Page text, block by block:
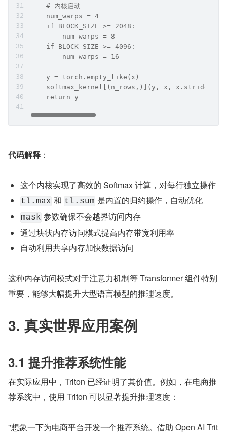
    # 内核启动
    num_warps = 4
    if BLOCK_SIZE >= 2048:
        num_warps = 8
    if BLOCK_SIZE >= 4096:
        num_warps = 16
    y = torch.empty_like(x)
softmax_kernel[(n_rows,)](y, x,
    return y
代码解释 ：
这个内核实现了高效的 Softmax 计算，对每行独立操作
tl.max 和 tl.sum 是内置的归约操作，自动优化
mask 参数确保不会越界访问内存
通过块状内存访问模式提高内存带宽利用率
自动利用共享内存加快数据访问
这种内存访问模式对于注意力机制等 Transformer 组件特别
重要，能够大幅提升大型语言模型的推理速度。
3. 真实世界应用案例
3.1 提升推荐系统性能
在实际应用中，Triton 已经证明了其价值。例如，在电商推
荐系统中，使用 Triton 可以显著提升推理速度：
"想象一下为电商平台开发一个推荐系统。借助 Open AI Trit